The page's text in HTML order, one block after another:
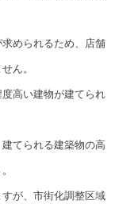
められるため、店舗
ん。
高い建物が建てられ
てられる建築物の高
が、市街化調整区域